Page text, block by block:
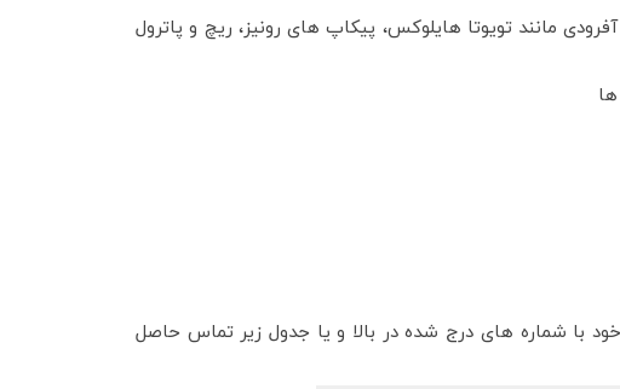
مانند تویوتا هایلوکس، پیکاپ های رونیز، ریچ و پاترول
با شماره های درج شده در بالا و یا جدول زیر تماس حاصل